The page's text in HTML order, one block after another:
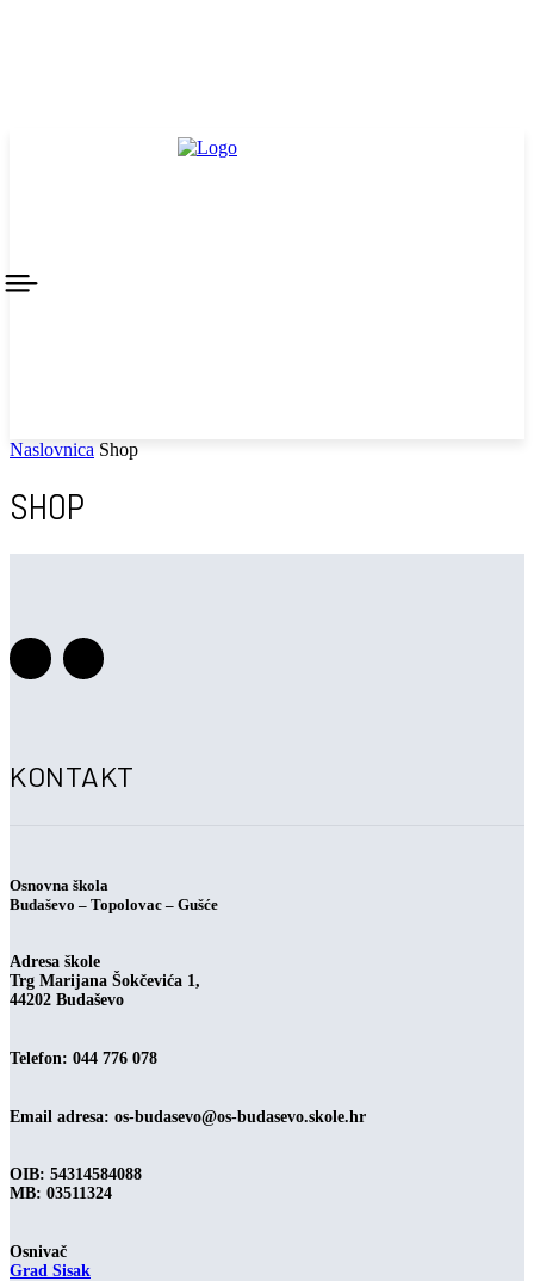
Naslovnica Shop
SHOP
KONTAKT
Osnovna škola
Budaševo – Topolovac – Gušće
Adresa škole
Trg Marijana Šokčevića 1,
44202 Budaševo
Telefon: 044 776 078
Email adresa: os-budasevo@os-budasevo.skole.hr
OIB: 54314584088
MB: 03511324
Osnivač
Grad Sisak